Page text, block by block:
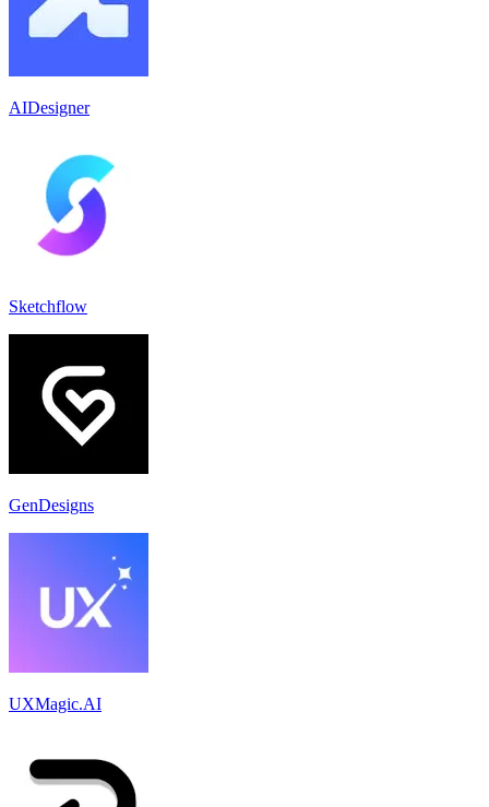
AIDesigner
Sketchflow
GenDesigns
UXMagic.AI